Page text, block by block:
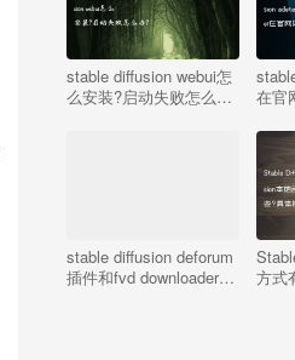
stable diffusion webui怎
么安装?启动失败怎么
在官
stable diffusion deforum
插件和fvd downloader插
方式